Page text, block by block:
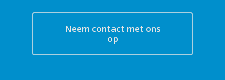
Neem contact met ons
op